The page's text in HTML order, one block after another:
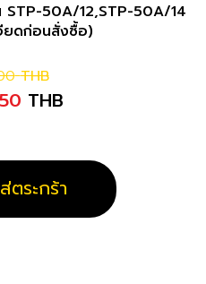
STP-50A/12,STP-50A/14
ยดก่อนสั่งซื้อ)
THB
THB
ตระกร้า